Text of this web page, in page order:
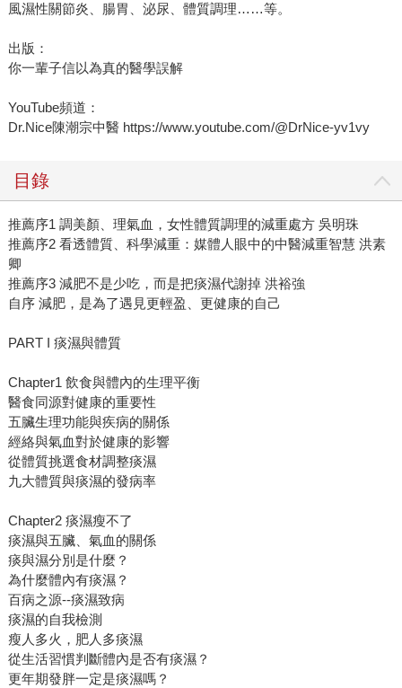
風濕性關節炎、腸胃、泌尿、體質調理……等。
出版：
你一輩子信以為真的醫學誤解
YouTube頻道：
Dr.Nice陳潮宗中醫 https://www.youtube.com/@DrNice-yv1vy
目錄
推薦序1 調美顏、理氣血，女性體質調理的減重處方 吳明珠
推薦序2 看透體質、科學減重：媒體人眼中的中醫減重智慧 洪素
卿
推薦序3 減肥不是少吃，而是把痰濕代謝掉 洪裕強
自序 減肥，是為了遇見更輕盈、更健康的自己
PART I 痰濕與體質
Chapter1 飲食與體內的生理平衡
醫食同源對健康的重要性
五臟生理功能與疾病的關係
經絡與氣血對於健康的影響
從體質挑選食材調整痰濕
九大體質與痰濕的發病率
Chapter2 痰濕瘦不了
痰濕與五臟、氣血的關係
痰與濕分別是什麼？
為什麼體內有痰濕？
百病之源--痰濕致病
痰濕的自我檢測
瘦人多火，肥人多痰濕
從生活習慣判斷體內是否有痰濕？
更年期發胖一定是痰濕嗎？